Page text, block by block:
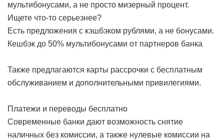
мультибонусами, а не просто мизерный процент.
Ищете что-то серьезнее?
Есть предложения с кэшбэком рублями, а не бонусами.
Кешбэк до 50% мультибонусами от партнеров банка
Также предлагаются карты рассрочки с бесплатным
обслуживанием и дополнительными привилегиями.
Платежи и переводы бесплатно
Современные банки дают возможность снятие
наличных без комиссии, а также нулевые комиссии на